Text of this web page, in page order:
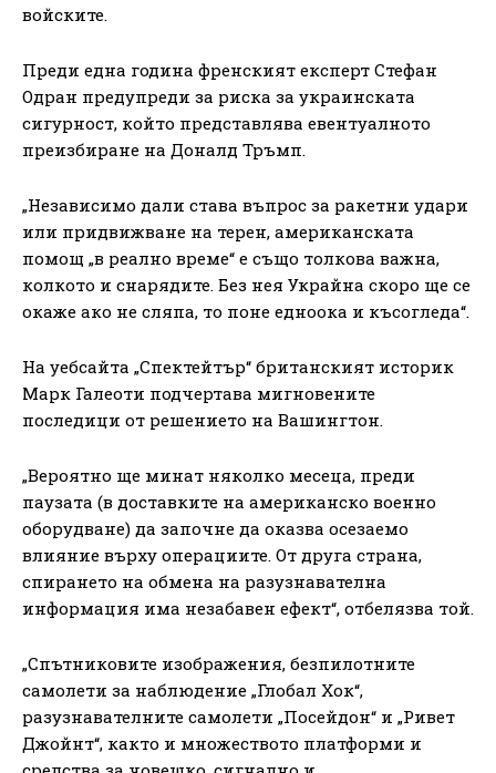
войските.
Преди една година френският експерт Стефан
Одран предупреди за риска за украинската
сигурност, който представлява евентуалното
преизбиране на Доналд Тръмп.
„Независимо дали става въпрос за ракетни удари
или придвижване на терен, американската
помощ „в реално време“ е също толкова важна,
колкото и снарядите. Без нея Украйна скоро ще се
окаже ако не сляпа, то поне едноока и късогледа“.
На уебсайта „Спектейтър“ британският историк
Марк Галеоти подчертава мигновените
последици от решението на Вашингтон.
„Вероятно ще минат няколко месеца, преди
паузата (в доставките на американско военно
оборудване) да започне да оказва осезаемо
влияние върху операциите. От друга страна,
спирането на обмена на разузнавателна
информация има незабавен ефект“, отбелязва той.
„Спътниковите изображения, безпилотните
самолети за наблюдение „Глобал Хок“,
разузнавателните самолети „Посейдон“ и „Ривет
Джойнт“, както и множеството платформи и